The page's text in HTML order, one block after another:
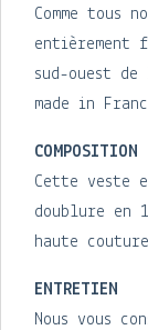
Comme tous
entièrement
sud-ouest de
made in
COMPOSITION
Cette veste
doublure en
haute
ENTRETIEN
Nous vous